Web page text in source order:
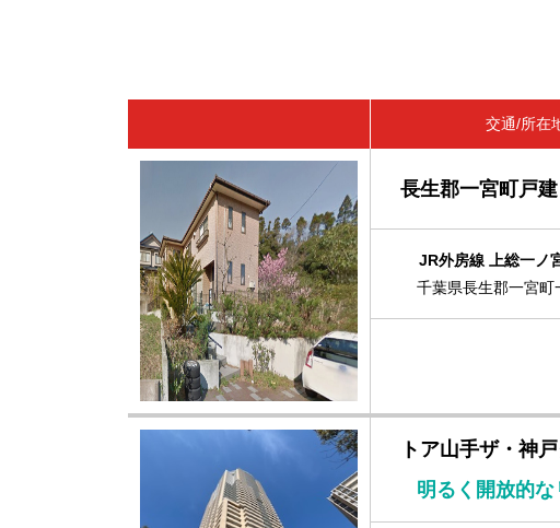
交通/所在
長生郡一宮町戸建
JR外房線 上総一ノ
千葉県長生郡一宮町
トア山手ザ・神
明るく開放的